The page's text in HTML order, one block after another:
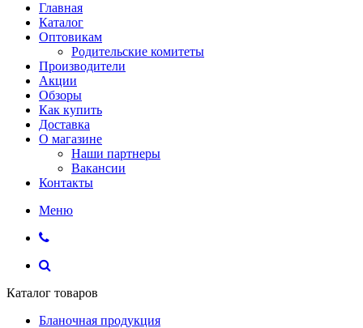
Главная
Каталог
Оптовикам
Родительские комитеты
Производители
Акции
Обзоры
Как купить
Доставка
О магазине
Наши партнеры
Вакансии
Контакты
Меню
Каталог товаров
Бланочная продукция